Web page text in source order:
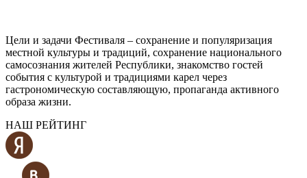
Цели и задачи Фестиваля – сохранение и популяризация
местной культуры и традиций, сохранение национального
самосознания жителей Республики, знакомство гостей
события с культурой и традициями карел через
гастрономическую составляющую, пропаганда активного
образа жизни.
НАШ РЕЙТИНГ